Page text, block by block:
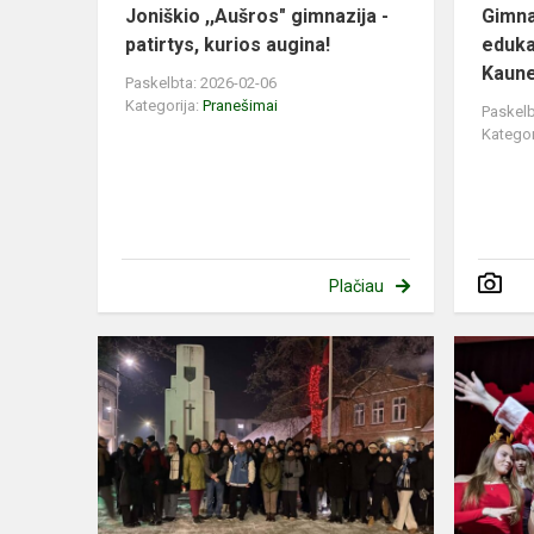
Joniškio ,,Aušros" gimnazija -
patirtys, kurios augina!
Paskelbta: 2026-02-06
Kategorija: Pranešimai
Plačiau